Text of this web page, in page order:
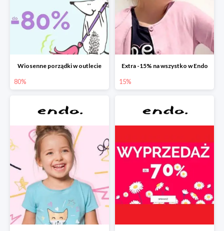
Wiosenne porządki w outlecie
80%
Extra -15% na wszystko w Endo
15%